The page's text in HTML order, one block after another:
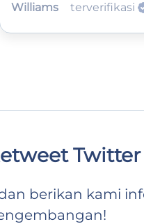
Williams
terverifikasi
Twitter
berikan kami